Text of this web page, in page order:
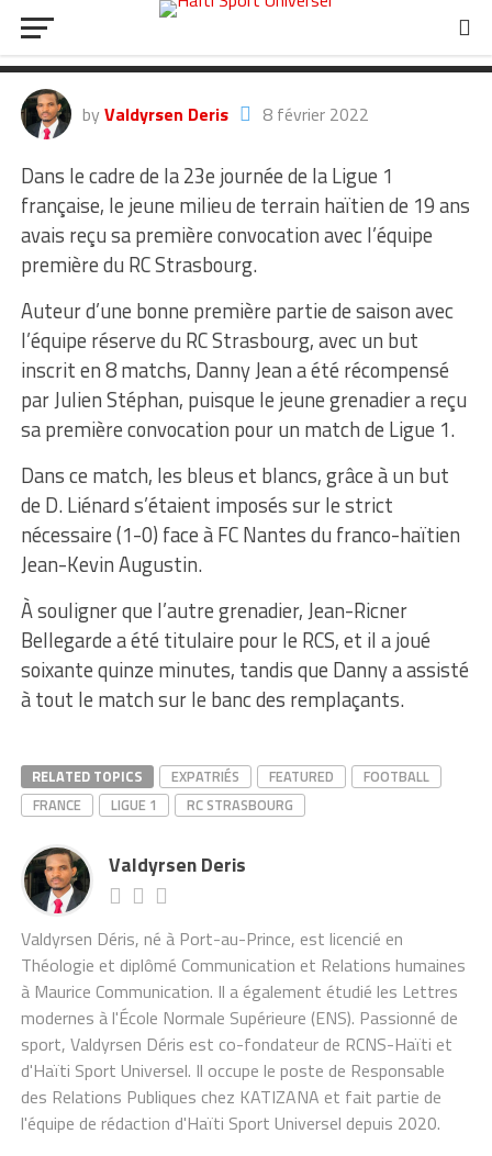
convocation pour Danny Jean
avec le RC Strasbourg !
by Valdyrsen Deris 8 février 2022
Dans le cadre de la 23e journée de la Ligue 1
française, le jeune milieu de terrain haïtien de 19 ans
avais reçu sa première convocation avec l’équipe
première du RC Strasbourg.
Auteur d’une bonne première partie de saison avec
l’équipe réserve du RC Strasbourg, avec un but
inscrit en 8 matchs, Danny Jean a été récompensé
par Julien Stéphan, puisque le jeune grenadier a reçu
sa première convocation pour un match de Ligue 1.
Dans ce match, les bleus et blancs, grâce à un but
de D. Liénard s’étaient imposés sur le strict
nécessaire (1-0) face à FC Nantes du franco-haïtien
Jean-Kevin Augustin.
À souligner que l’autre grenadier, Jean-Ricner
Bellegarde a été titulaire pour le RCS, et il a joué
soixante quinze minutes, tandis que Danny a assisté
à tout le match sur le banc des remplaçants.
RELATED TOPICS EXPATRIÉS FEATURED
FOOTBALL
FRANCE
LIGUE 1 RC STRASBOURG
Valdyrsen Deris
Valdyrsen Déris, né à Port-au-Prince, est licencié en
Théologie et diplômé Communication et Relations humaines
à Maurice Communication. Il a également étudié les Lettres
modernes à l'École Normale Supérieure (ENS). Passionné de
sport, Valdyrsen Déris est co-fondateur de RCNS-Haïti et
d'Haïti Sport Universel. Il occupe le poste de Responsable
des Relations Publiques chez KATIZANA et fait partie de
l'équipe de rédaction d'Haïti Sport Universel depuis 2020.